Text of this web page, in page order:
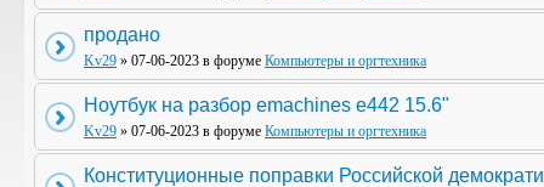
продано
Kv29 » 07-06-2023 в форуме Компьютеры и оргтехника
Ноутбук на разбор emachines e442 15.6"
Kv29 » 07-06-2023 в форуме Компьютеры и оргтехника
Конституционные поправки Российской